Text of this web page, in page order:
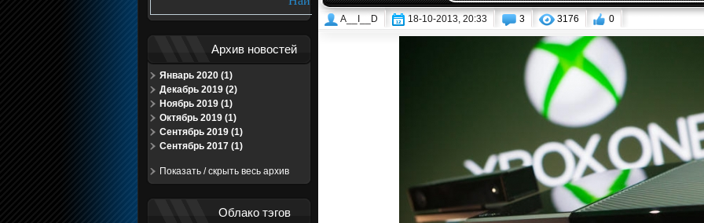
Архив новостей
Январь 2020 (1)
Декабрь 2019 (2)
Ноябрь 2019 (1)
Октябрь 2019 (1)
Сентябрь 2019 (1)
Сентябрь 2017 (1)
Показать / скрыть весь архив
Облако тэгов
A__I__D 18-10-2013, 20:33 3 3176 0